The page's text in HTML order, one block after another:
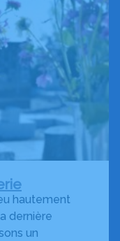
hautement
dernière
un